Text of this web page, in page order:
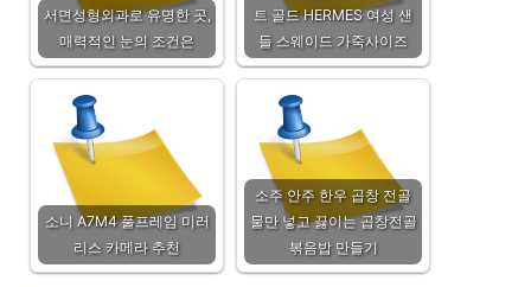
서면성형외과로 유명한 곳,
매력적인 눈의 조건은
트 골드 HERMES 여성 샌
들 스웨이드 가죽사이즈
소니 A7M4 풀프레임 미러
리스 카메라 추천
소주 안주 한우 곱창 전골
물만 넣고 끓이는 곱창전골
볶음밥 만들기